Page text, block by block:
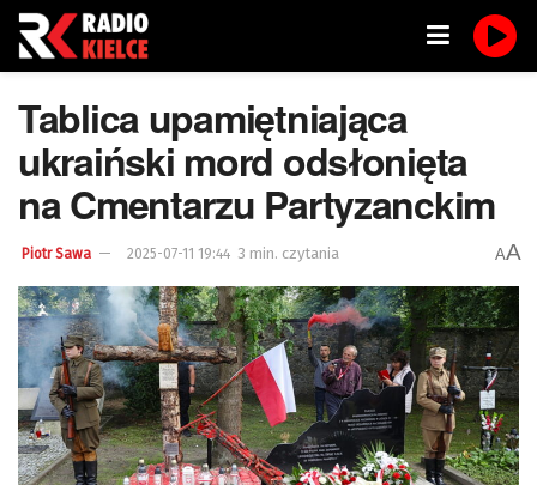
Tablica upamiętniająca
ukraiński mord odsłonięta
na Cmentarzu Partyzanckim
Piotr Sawa 2025-07-11 19:44 3 min. czytania AA